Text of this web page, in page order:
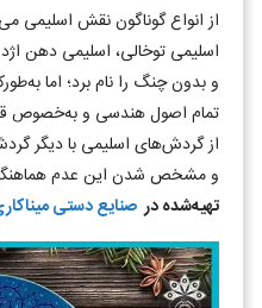
از انواع گوناگون نقش اسلیمی
اسلیمی توخالی، اسلیمی دهن
و بدون چنگ را نام برد؛ اما
تمام اصول هندسی و به‌خصوص
از گردش‌های اسلیمی با دیگر
و مشخص شدن این عدم
تهیه‌شده در صنایع دستی